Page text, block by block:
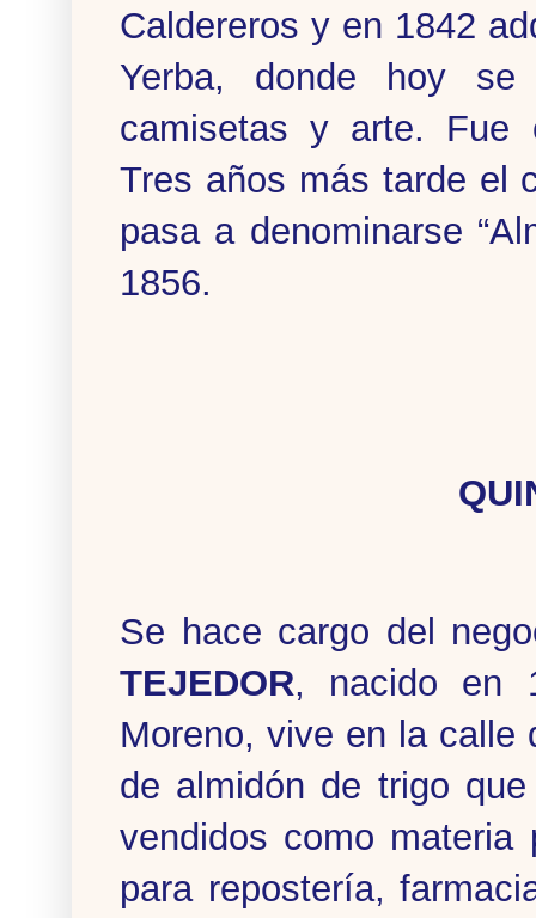
Caldereros y en 1842
Yerba, donde hoy
camisetas y arte. Fue
Tres años más tarde el
pasa a denominarse
1856.
Se hace cargo del
TEJEDOR, nacido en
Moreno, vive en la calle
de almidón de trigo
vendidos como materia
para repostería,